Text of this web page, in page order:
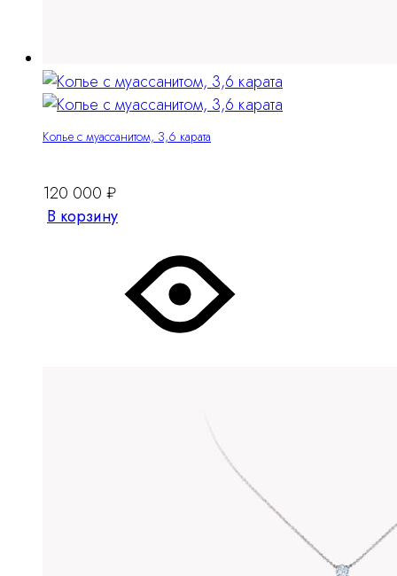
Колье с муассанитом, 3,6 карата
120 000 ₽
В корзину